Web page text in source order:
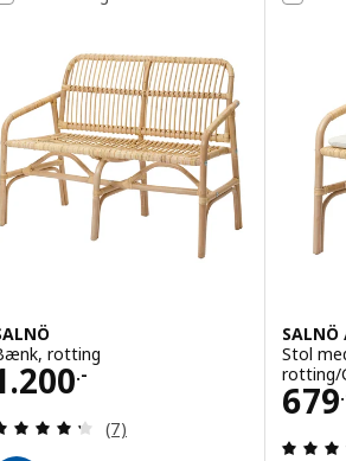
rotting
.-
1200.-
Anmeld: 4.3 ud af 5
(7)
SALNÖ
Stol
rotting/
679
Pris